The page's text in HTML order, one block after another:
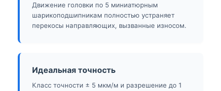
Движение головки по 5 миниатюрным
шарикоподшипникам полностью устраняет
перекосы направляющих, вызванные износом.
Идеальная точность
Класс точности ± 5 мкм/м и разрешение до 1